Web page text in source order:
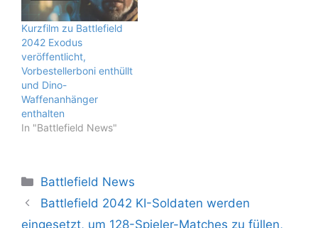
Kurzfilm zu Battlefield
2042 Exodus
veröffentlicht,
Vorbestellerboni enthüllt
und Dino-
Waffenanhänger
enthalten
In "Battlefield News"
Kategorien
Battlefield News
Battlefield 2042 KI-Soldaten werden
eingesetzt, um 128-Spieler-Matches zu füllen,